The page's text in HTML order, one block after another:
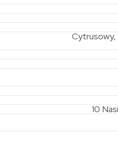
Cytrusowy,
10